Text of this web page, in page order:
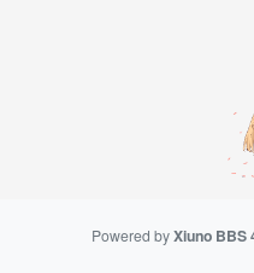
Powered byXiuno BBS